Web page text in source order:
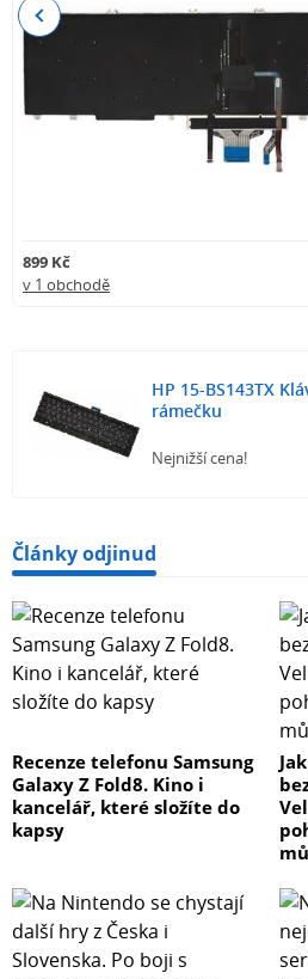
899 Kč
v 1 obchodě
Previous
HP 15-BS143TX
rámečku
Nejnižší cena!
Články odjinud
Recenze telefonu Samsung
Galaxy Z Fold8. Kino i
kancelář, které složíte do
kapsy